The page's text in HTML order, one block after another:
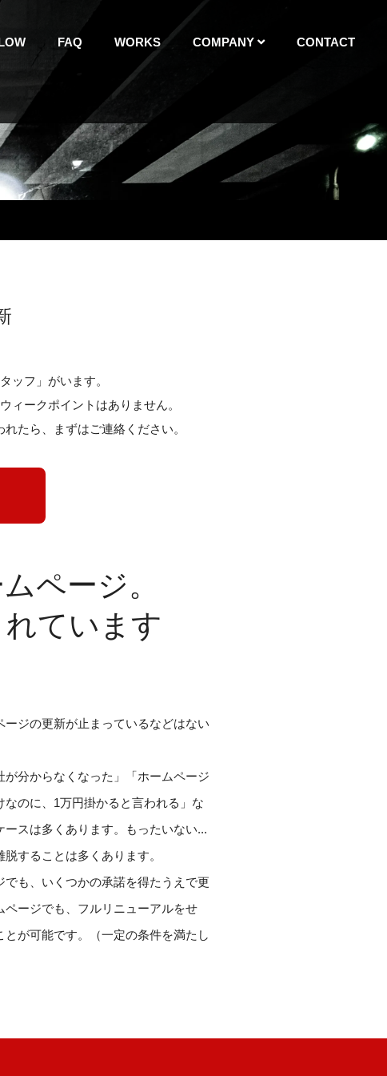
FAQ WORKS COMPANY CONTACT
ッフ」がいます。
ィークポイントはありません。
たら、まずはご連絡ください。
ページ。
ています
ジの更新が止まっているなどはない
分からなくなった」「ホームページ
のに、1万円掛かると言われる」な
スは多くあります。もったいない...
することは多くあります。
も、いくつかの承諾を得たうえで更
ージでも、フルリニューアルをせ
が可能です。（一定の条件を満たし